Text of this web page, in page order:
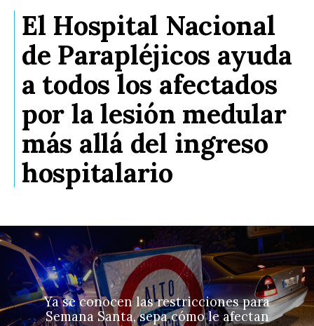
El Hospital Nacional
de Parapléjicos ayuda
a todos los afectados
por la lesión medular
más allá del ingreso
hospitalario
Ya se conocen las restricciones para
Semana Santa, sepa cómo le afectan